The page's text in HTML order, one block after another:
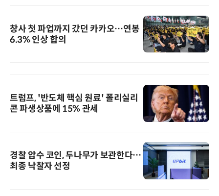
창사 첫 파업까지 갔던 카카오…연봉
6.3% 인상 합의
트럼프, '반도체 핵심 원료' 폴리실리
콘 파생상품에 15% 관세
경찰 압수 코인, 두나무가 보관한다…
최종 낙찰자 선정